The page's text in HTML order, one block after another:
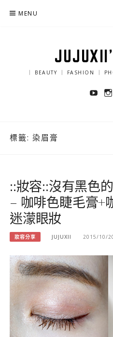
MENU
｜ BEAUTY ｜ FASHION ｜
標籤: 染眉膏
::妝容::沒有黑色
– 咖啡色睫毛膏+
迷濛眼妝
妝容分享 JUJUXII 2015/10/